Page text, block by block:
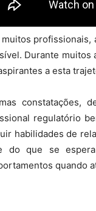
muitos profissionais,
Durante muitos
a esta
constatações,
regulatório
habilidades de
do que se
quando